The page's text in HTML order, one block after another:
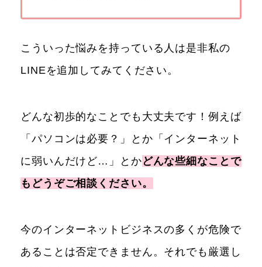
こういった悩みを持っている人は是非私の
LINEを追加してみてください。
どんな初歩的なことでも大丈夫です！例えば
「パソコンは必要？」とか「インターネット
に弱いんだけど…」とかどんな些細なことで
もどうぞご相談ください。
今のインターネットビジネスの多くが危険で
あることは否定できません。それでも厳選し